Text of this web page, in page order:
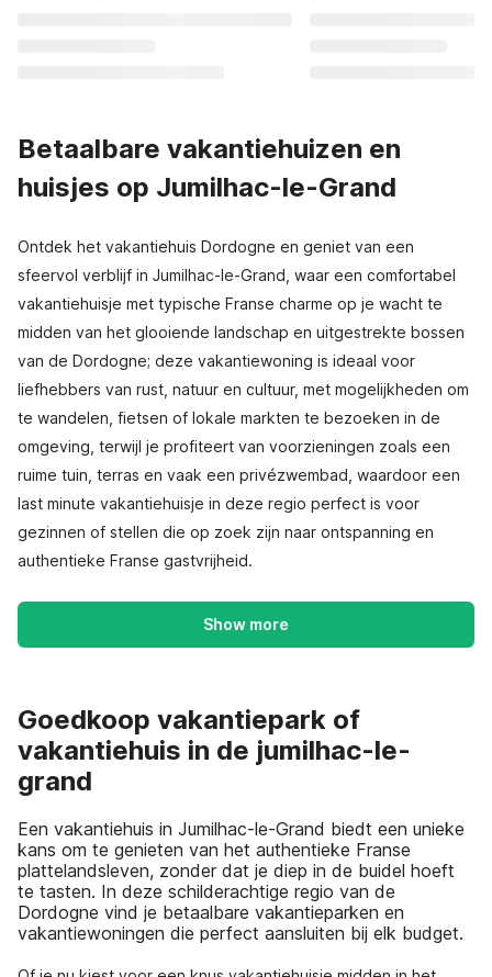
Betaalbare vakantiehuizen en
huisjes op Jumilhac-le-Grand
Ontdek het vakantiehuis Dordogne en geniet van een
sfeervol verblijf in Jumilhac-le-Grand, waar een comfortabel
vakantiehuisje met typische Franse charme op je wacht te
midden van het glooiende landschap en uitgestrekte bossen
van de Dordogne; deze vakantiewoning is ideaal voor
liefhebbers van rust, natuur en cultuur, met mogelijkheden om
te wandelen, fietsen of lokale markten te bezoeken in de
omgeving, terwijl je profiteert van voorzieningen zoals een
ruime tuin, terras en vaak een privézwembad, waardoor een
last minute vakantiehuisje in deze regio perfect is voor
gezinnen of stellen die op zoek zijn naar ontspanning en
authentieke Franse gastvrijheid.
Show more
Goedkoop vakantiepark of
vakantiehuis in de jumilhac-le-
grand
Een vakantiehuis in Jumilhac-le-Grand biedt een unieke
kans om te genieten van het authentieke Franse
plattelandsleven, zonder dat je diep in de buidel hoeft
te tasten. In deze schilderachtige regio van de
Dordogne vind je betaalbare vakantieparken en
vakantiewoningen die perfect aansluiten bij elk budget.